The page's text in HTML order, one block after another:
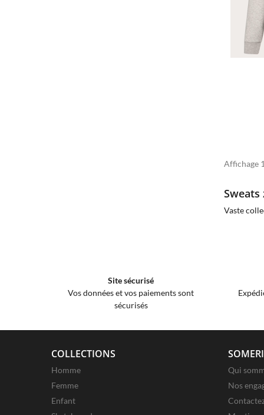
Affichage
Vaste
Site sécurisé
Vos données et vos paiements sont
sécurisés
COLLECTIONS
Homme
Femme
Enfant
Qui
Nos